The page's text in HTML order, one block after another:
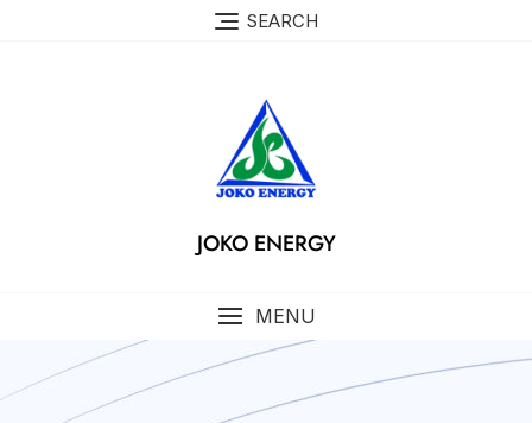
SEARCH
JOKO ENERGY
MENU